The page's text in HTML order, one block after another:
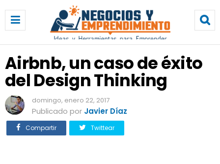
r
b
b
,
u
n
c
a
s
Airbnb, un caso de éxito
del Design Thinking
domingo, enero 22, 2017
Publicado por Javier Díaz
Compartir Twittear